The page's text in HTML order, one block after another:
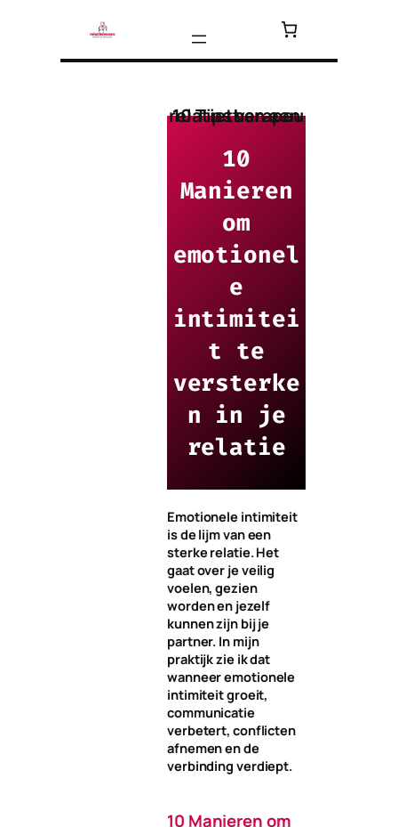
10 Tips van een relatietherapeut
10
Manieren
om
emotionel
e
intimitei
t te
versterke
n in je
relatie
Emotionele intimiteit
is de lijm van een
sterke relatie. Het
gaat over je veilig
voelen, gezien
worden en jezelf
kunnen zijn bij je
partner. In mijn
praktijk zie ik dat
wanneer emotionele
intimiteit groeit,
communicatie
verbetert, conflicten
afnemen en de
verbinding verdiept.
10 Manieren om